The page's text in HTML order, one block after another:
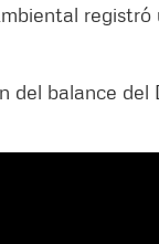
registró
del balance